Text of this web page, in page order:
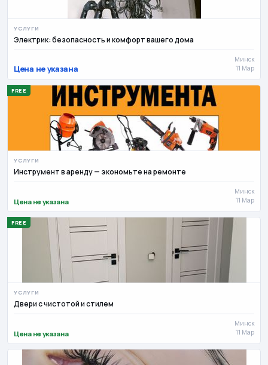
УСЛУГИ
Электрик: безопасность и комфорт вашего дома
Цена не указана
Минск
11 Мар
УСЛУГИ
Инструмент в аренду — экономьте на ремонте
Цена не указана
Минск
11 Мар
FREE
УСЛУГИ
Двери с чистотой и стилем
Цена не указана
Минск
11 Мар
FREE